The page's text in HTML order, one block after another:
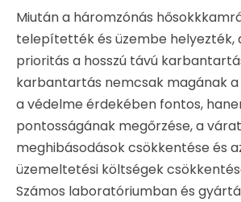
Miután a háromzónás
telepítették és üzembe helyezték,
prioritás a hosszú távú
karbantartás nemcsak magának
a védelme érdekében fontos,
pontosságának megőrzése, a
meghibásodások csökkentése és
üzemeltetési költségek
Számos laboratóriumban és